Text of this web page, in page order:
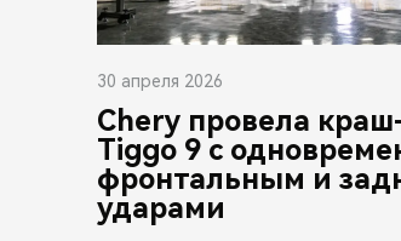
30 апреля 2026
Chery провела
Tiggo 9 с
фронтальным и
ударами